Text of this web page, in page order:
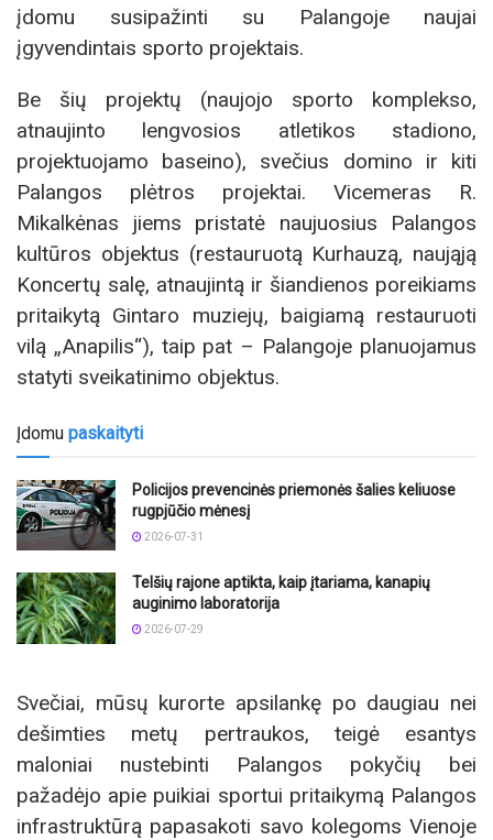
įdomu susipažinti su Palangoje naujai
įgyvendintais sporto projektais.
Be šių projektų (naujojo sporto komplekso,
atnaujinto lengvosios atletikos stadiono,
projektuojamo baseino), svečius domino ir kiti
Palangos plėtros projektai. Vicemeras R.
Mikalkėnas jiems pristatė naujuosius Palangos
kultūros objektus (restauruotą Kurhauzą, naująją
Koncertų salę, atnaujintą ir šiandienos poreikiams
pritaikytą Gintaro muziejų, baigiamą restauruoti
vilą „Anapilis“), taip pat – Palangoje planuojamus
statyti sveikatinimo objektus.
Įdomu paskaityti
Policijos prevencinės priemonės šalies keliuose
rugpjūčio mėnesį
2026-07-31
Telšių rajone aptikta, kaip įtariama, kanapių
auginimo laboratorija
2026-07-29
Svečiai, mūsų kurorte apsilankę po daugiau nei
dešimties metų pertraukos, teigė esantys
maloniai nustebinti Palangos pokyčių bei
pažadėjo apie puikiai sportui pritaikymą Palangos
infrastruktūrą papasakoti savo kolegoms Vienoje